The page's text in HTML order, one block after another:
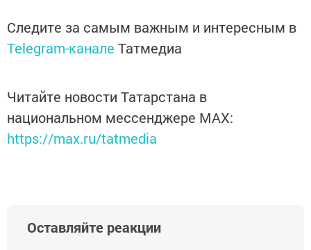
Следите за самым важным и интересным в
Telegram-канале Татмедиа
Читайте новости Татарстана в
национальном мессенджере MАХ:
https://max.ru/tatmedia
Оставляйте реакции